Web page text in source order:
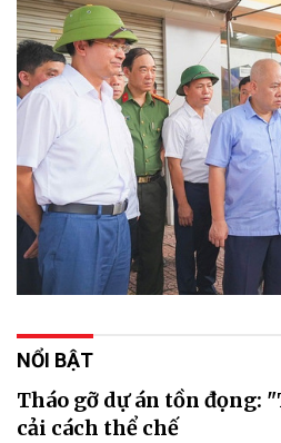
NỔI BẬT
Tháo gỡ dự án tồn đọng:
cải cách thể chế